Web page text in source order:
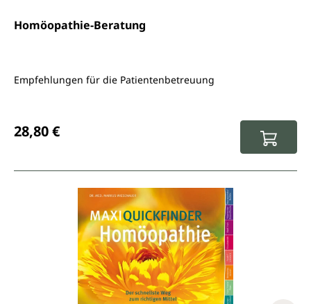
Homöopathie-Beratung
Empfehlungen für die Patientenbetreuung
28,80 €